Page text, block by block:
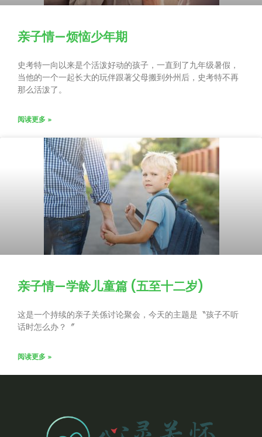
亲子情—烦恼少年期
史考特一向以来是个活泼好动的孩子，一直到了九年级暑假，
当他的一个一起长大的玩伴跟著父母搬到外州后，史考特不再
那么活泼了。
阅读更多 »
亲子情—学龄儿童篇 (五至十二岁)
这是一个持续的亲子关係讨论聚会，今天的主题是〝孩子不听
话时怎么办？〞
阅读更多 »